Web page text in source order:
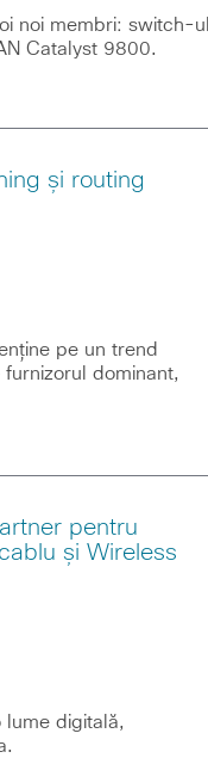
noi membri: switch-ul
Catalyst 9800.
și routing
pe un trend
dominant,
pentru
și Wireless
digitală,